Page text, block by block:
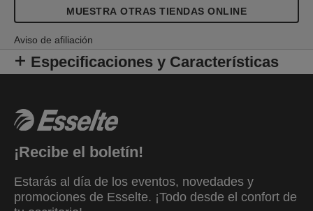
MUESTRA OTRAS TIENDAS ONLINE
Aviso de afiliación
Especificaciones y Características
¡Recibe el boletín!
Estarás al día de los eventos, novedades y
promociones de Esselte. ¡Todo desde el confort de